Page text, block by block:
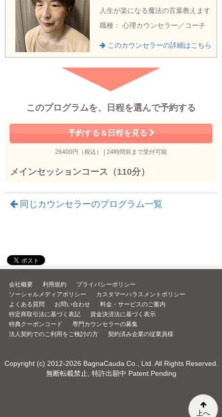
人生が楽になる魔法の言葉教えます
職種： 心理カウンセラー／コーチ
このカウンセラーの詳細はこちら
このプログラムを、日程を選んで予約する
予約する＆日程を見る
26400円（税込） | 24時間前まで受付可能
メインセッションコース（110分）
同じカウンセラーのプログラム一覧
会社概要 利用規約
プライバシーポリシー
ソーシャルメディアポリシー
カスタマーハラスメントポリシー
よくある質問
お問い合わせ
料金・サービスのご案内
特定商取引法に基づく表記
資金決済法に基づく表示
特典クーポンコード
専門カウンセラーの募集
法人契約でのご利用をご検討の方
契約済み企業の従業員様
Copyright (c) 2012-2026 BagnaCauda Co., Ltd. All Rights Reserved.
無断転載禁止, 特許出願中 Patent Pending
上へ